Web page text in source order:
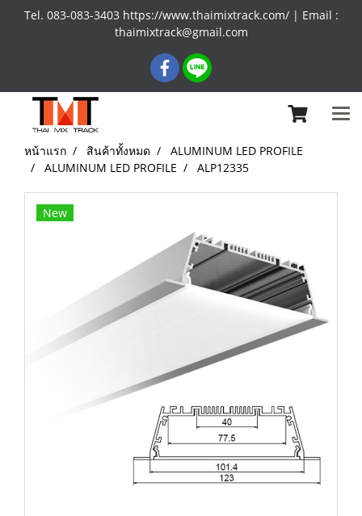
Tel. 083-083-3403 https://www.thaimixtrack.com/ | Email :
thaimixtrack@gmail.com
หน้าแรก สินค้าทั้งหมด
ALUMINUM LED PROFILE
ALUMINUM LED PROFILE
ALP12335
New